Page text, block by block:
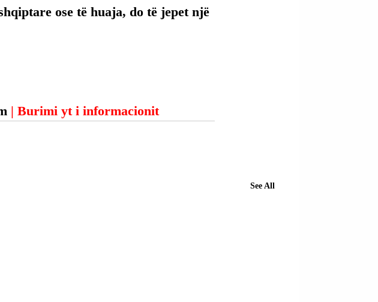
ose të huaja, do të jepet një
| Burimi yt i informacionit
See All